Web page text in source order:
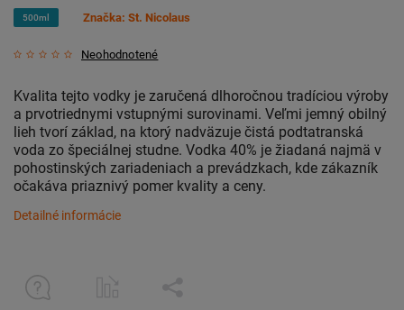
500ml
Neohodnotené
Značka: St. Nicolaus
Kvalita tejto vodky je zaručená dlhoročnou tradíciou výroby
a prvotriednymi vstupnými surovinami. Veľmi jemný obilný
lieh tvorí základ, na ktorý nadväzuje čistá podtatranská
voda zo špeciálnej studne. Vodka 40% je žiadaná najmä v
pohostinských zariadeniach a prevádzkach, kde zákazník
očakáva priaznivý pomer kvality a ceny.
Detailné informácie